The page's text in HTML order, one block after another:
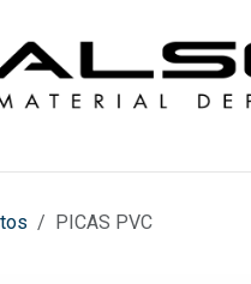
PICAS PVC